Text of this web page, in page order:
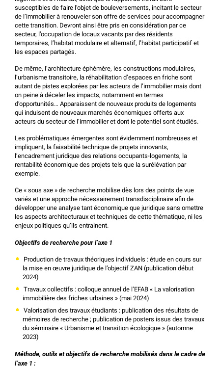
susceptibles de faire l’objet de bouleversements, incitant le secteur
de l’immobilier à renouveler son offre de services pour accompagner
cette transition. Devront ainsi être pris en considération par ce
secteur, l’occupation de locaux vacants par des résidents
temporaires, l’habitat modulaire et alternatif, l’habitat participatif et
les espaces partagés.
De même, l’architecture éphémère, les constructions modulaires,
l’urbanisme transitoire, la réhabilitation d’espaces en friche sont
autant de pistes explorées par les acteurs de l’immobilier mais dont
on peine à déceler les impacts, notamment en termes
d’opportunités… Apparaissent de nouveaux produits de logements
qui induisent de nouveaux marchés économiques offerts aux
acteurs du secteur de l’immobilier et dont le potentiel sont étudiés.
Les problématiques émergentes sont évidemment nombreuses et
impliquent, la faisabilité technique de projets innovants,
l’encadrement juridique des relations occupants-logements, la
rentabilité économique des projets tels que la surélévation par
exemple.
Ce « sous axe » de recherche mobilise dès lors des points de vue
variés et une approche nécessairement transdisciplinaire afin de
développer une analyse tant économique que juridique sans omettre
les aspects architecturaux et techniques de cette thématique, ni les
enjeux politiques qu’ils entrainent.
Objectifs de recherche pour l’axe 1
Production de travaux théoriques individuels : étude en cours sur
la mise en œuvre juridique de l’objectif ZAN (publication début
2024)
Travaux collectifs : colloque annuel de l’EFAB « La valorisation
immobilière des friches urbaines » (mai 2024)
Valorisation des travaux étudiants : publication des résultats de
mémoires de recherche ; publication de posters issus des travaux
du séminaire « Urbanisme et transition écologique » (automne
2023)
Méthode, outils et objectifs de recherche mobilisés dans le cadre de
l’axe 1 :